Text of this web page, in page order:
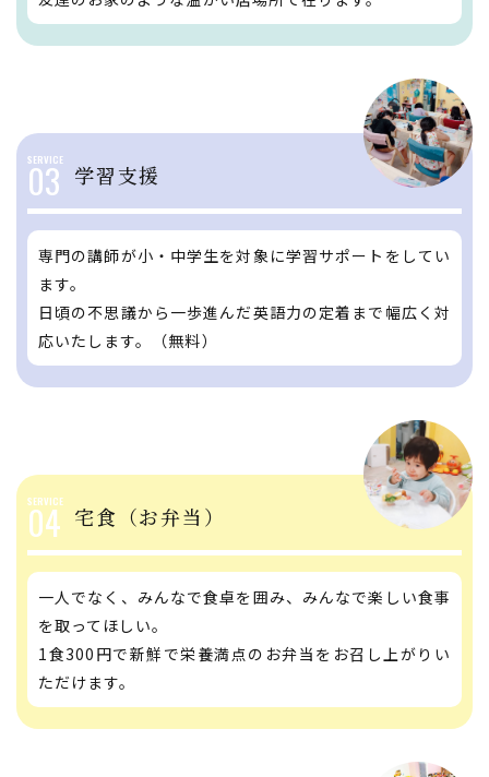
03 学習支援
専門の講師が小・中学生を対象に学習サポートをしてい
ます。
日頃の不思議から一歩進んだ英語力の定着まで幅広く対
応いたします。（無料）
04 宅食（お弁当）
一人でなく、みんなで食卓を囲み、みんなで楽しい食事
を取ってほしい。
1食300円で新鮮で栄養満点のお弁当をお召し上がりい
ただけます。